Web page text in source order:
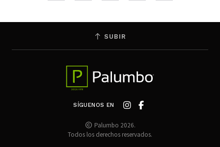
SUBIR
SÍGUENOS EN
Palumbo 2026.
Todos los derechos reservados.